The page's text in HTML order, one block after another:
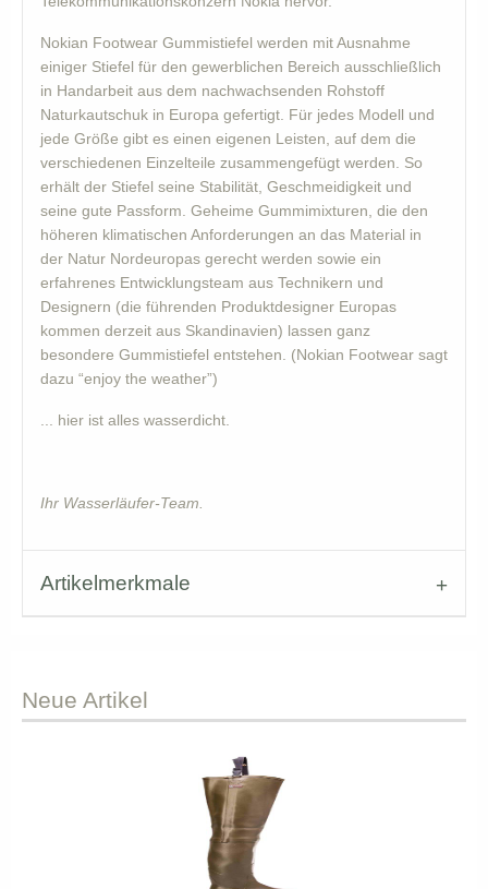
Nokian Footwear Gummistiefel werden mit Ausnahme
einiger Stiefel für den gewerblichen Bereich ausschließlich
in Handarbeit aus dem nachwachsenden Rohstoff
Naturkautschuk in Europa gefertigt. Für jedes Modell und
jede Größe gibt es einen eigenen Leisten, auf dem die
verschiedenen Einzelteile zusammengefügt werden. So
erhält der Stiefel seine Stabilität, Geschmeidigkeit und
seine gute Passform. Geheime Gummimixturen, die den
höheren klimatischen Anforderungen an das Material in
der Natur Nordeuropas gerecht werden sowie ein
erfahrenes Entwicklungsteam aus Technikern und
Designern (die führenden Produktdesigner Europas
kommen derzeit aus Skandinavien) lassen ganz
besondere Gummistiefel entstehen. (Nokian Footwear sagt
dazu “enjoy the weather”)
... hier ist alles wasserdicht.
Ihr Wasserläufer-Team.
Artikelmerkmale
Neue Artikel